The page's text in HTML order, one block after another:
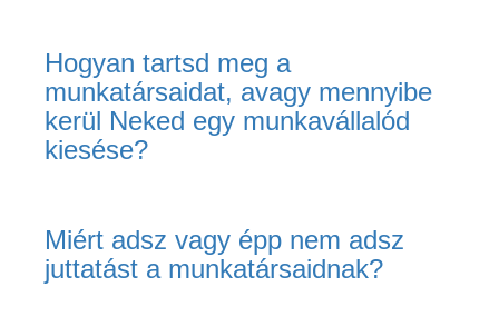
Hogyan tartsd meg a
munkatársaidat, avagy mennyibe
kerül Neked egy munkavállalód
kiesése?
Miért adsz vagy épp nem adsz
juttatást a munkatársaidnak?